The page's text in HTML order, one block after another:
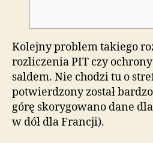
Kolejny problem takiego
rozliczenia PIT czy
saldem. Nie chodzi tu o
potwierdzony został
górę skorygowano dane
w dół dla Francji).